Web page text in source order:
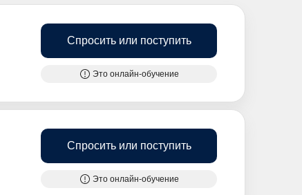
Спросить или поступить
Это онлайн-обучение
Спросить или поступить
Это онлайн-обучение